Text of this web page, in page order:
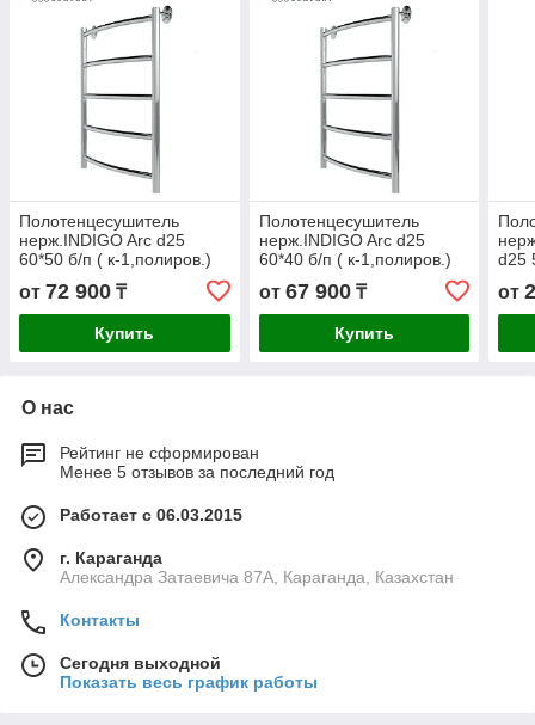
Полотенцесушитель
нерж.INDIGO Arc d25
60*50 б/п ( к-1,полиров.)
от 72 900 ₸
Купить
Полотенцесушитель
нерж.INDIGO Arc d25
60*40 б/п ( к-1,полиров.)
от 67 900₸
Купить
d25
от
О нас
Рейтинг не сформирован
Менее 5 отзывов за последний год
Работает с 06.03.2015
г. Караганда
Александра Затаевича 87А, Караганда, Казахстан
Контакты
Сегодня выходной
Показать весь график работы